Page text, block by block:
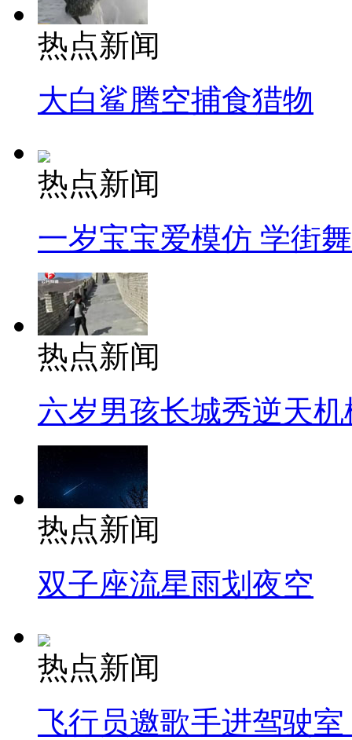
热点新闻
大白鲨腾空捕食猎物
热点新闻
一岁宝宝爱模仿 学街
热点新闻
六岁男孩长城秀逆天机
热点新闻
双子座流星雨划夜空
热点新闻
飞行员邀歌手进驾驶